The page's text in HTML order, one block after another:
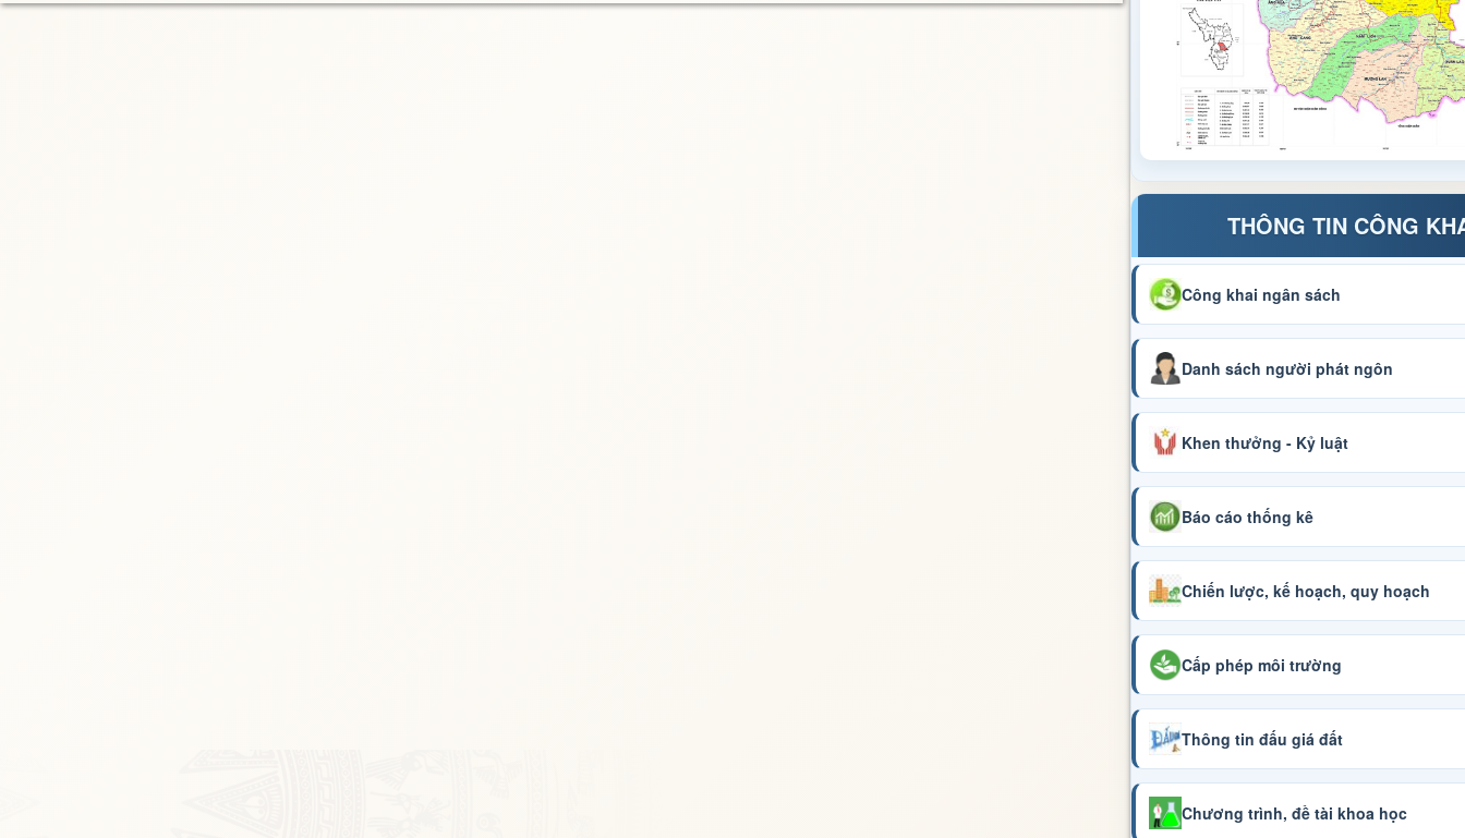
THÔNG TIN CÔNG
Công khai ngân sách
Danh sách người phát ngôn
Khen thưởng - Kỷ luật
Báo cáo thống kê
Chiến lược, kế hoạch, quy hoạch
Cấp phép môi trường
Thông tin đấu giá đất
Chương trình, đề tài khoa học